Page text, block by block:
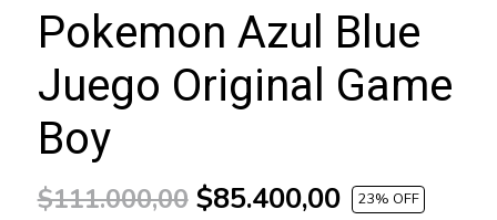
Pokemon Azul Blue
Juego Original Game
Boy
$111.000,00$85.400,00 23% OFF